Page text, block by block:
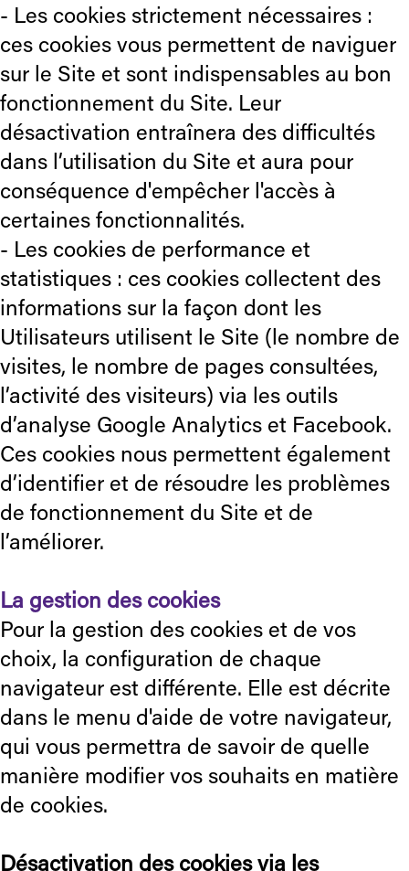
- Les cookies strictement nécessaires :
ces cookies vous permettent de naviguer
sur le Site et sont indispensables au bon
fonctionnement du Site. Leur
désactivation entraînera des difficultés
dans l’utilisation du Site et aura pour
conséquence d'empêcher l'accès à
certaines fonctionnalités.
- Les cookies de performance et
statistiques : ces cookies collectent des
informations sur la façon dont les
Utilisateurs utilisent le Site (le nombre de
visites, le nombre de pages consultées,
l’activité des visiteurs) via les outils
d’analyse Google Analytics et Facebook.
Ces cookies nous permettent également
d’identifier et de résoudre les problèmes
de fonctionnement du Site et de
l’améliorer.
La gestion des cookies
Pour la gestion des cookies et de vos
choix, la configuration de chaque
navigateur est différente. Elle est décrite
dans le menu d'aide de votre navigateur,
qui vous permettra de savoir de quelle
manière modifier vos souhaits en matière
de cookies.
Désactivation des cookies via les